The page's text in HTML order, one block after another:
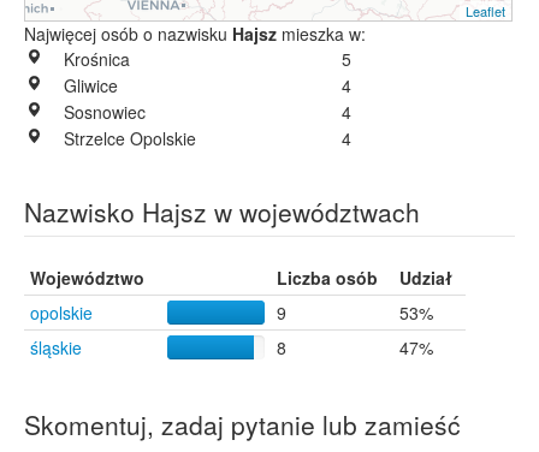
Leaflet
Najwięcej osób o nazwisku Hajsz mieszka w:
Krośnica
5
Gliwice
4
Sosnowiec
4
Strzelce Opolskie
4
Nazwisko Hajsz w województwach
Województwo Liczba osób
Udział
opolskie
9
53%
śląskie
8 47%
Skomentuj, zadaj pytanie lub zamieść